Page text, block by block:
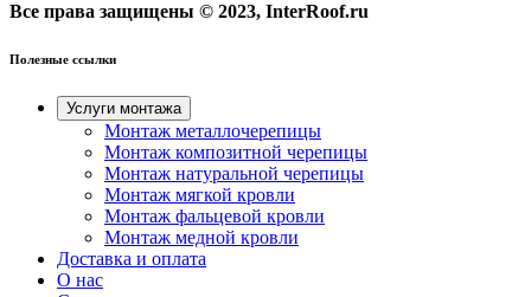
Все права защищены © 2023, InterRoof.ru
Полезные ссылки
Услуги монтажа
Монтаж металлочерепицы
Монтаж композитной черепицы
Монтаж натуральной черепицы
Монтаж мягкой кровли
Монтаж фальцевой кровли
Монтаж медной кровли
Доставка и оплата
О нас